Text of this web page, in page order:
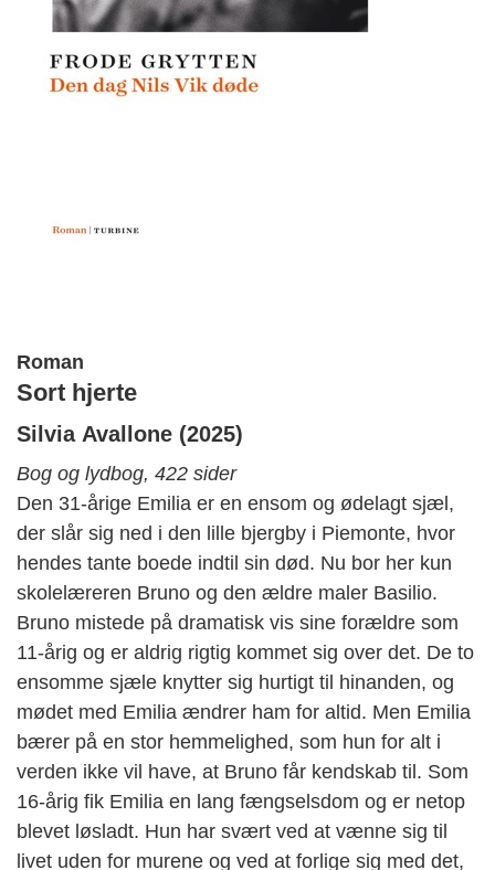
Roman
Sort hjerte
Silvia Avallone (2025)
Bog og lydbog, 422 sider
Den 31-årige Emilia er en ensom og ødelagt sjæl,
der slår sig ned i den lille bjergby i Piemonte, hvor
hendes tante boede indtil sin død. Nu bor her kun
skolelæreren Bruno og den ældre maler Basilio.
Bruno mistede på dramatisk vis sine forældre som
11-årig og er aldrig rigtig kommet sig over det. De to
ensomme sjæle knytter sig hurtigt til hinanden, og
mødet med Emilia ændrer ham for altid. Men Emilia
bærer på en stor hemmelighed, som hun for alt i
verden ikke vil have, at Bruno får kendskab til. Som
16-årig fik Emilia en lang fængselsdom og er netop
blevet løsladt. Hun har svært ved at vænne sig til
livet uden for murene og ved at forlige sig med det,